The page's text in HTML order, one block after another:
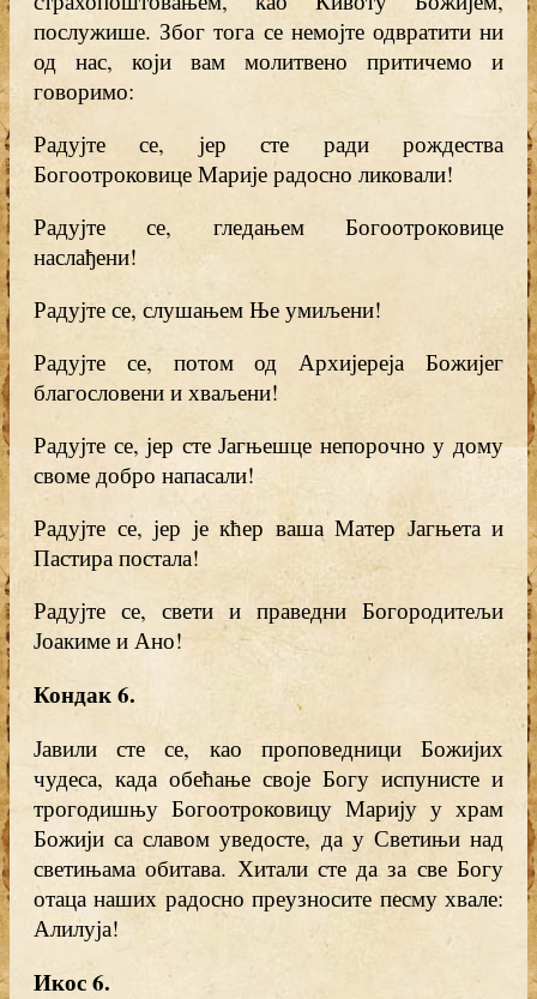
послужише. Због тога се немојте одвратити ни
од нас, који вам молитвено притичемо и
говоримо:
Радујте се, јер сте ради рождества
Богоотроковице Марије радосно ликовали!
Радујте се, гледањем Богоотроковице
наслађени!
Радујте се, слушањем Ње умиљени!
Радујте се, потом од Архијереја Божијег
благословени и хваљени!
Радујте се, јер сте Јагњешце непорочно у дому
своме добро напасали!
Радујте се, јер је кћер ваша Матер Јагњета и
Пастира постала!
Радујте се, свети и праведни Богородитељи
Јоакиме и Ано!
Кондак 6.
Јавили сте се, као проповедници Божијих
чудеса, када обећање своје Богу испунисте и
трогодишњу Богоотроковицу Марију у храм
Божији са славом уведосте, да у Светињи над
светињама обитава. Хитали сте да за све Богу
отаца наших радосно преузносите песму хвале:
Алилуја!
Икос 6.